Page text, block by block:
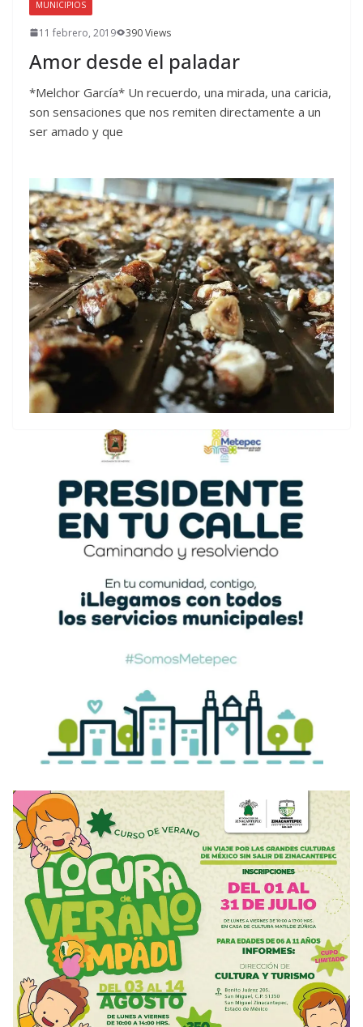
MUNICIPIOS
11 febrero, 2019 390 Views
Amor desde el paladar
*Melchor García* Un recuerdo, una mirada, una caricia,
son sensaciones que nos remiten directamente a un
ser amado y que